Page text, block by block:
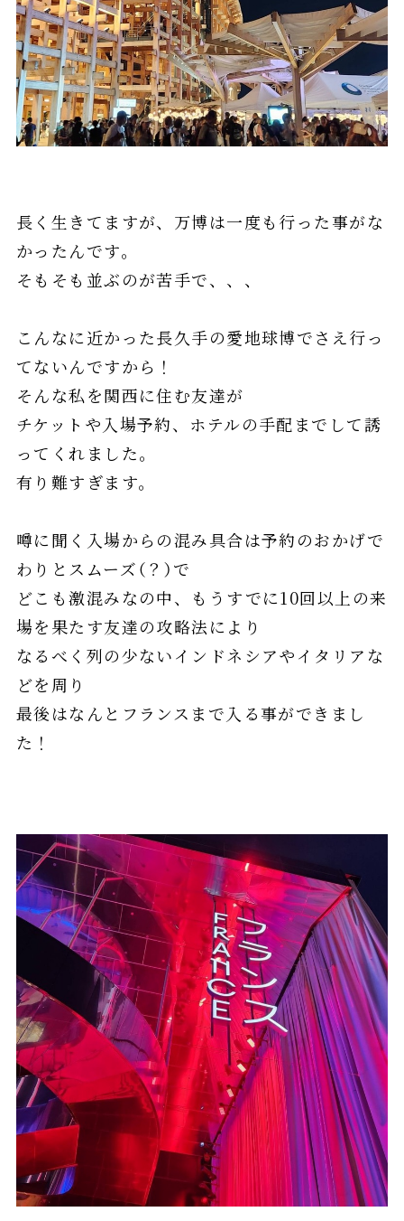
長く生きてますが、万博は一度も行った事がな
かったんです。
そもそも並ぶのが苦手で、、、
こんなに近かった長久手の愛地球博でさえ行っ
てないんですから！
そんな私を関西に住む友達が
チケットや入場予約、ホテルの手配までして誘
ってくれました。
有り難すぎます。
噂に聞く入場からの混み具合は予約のおかげで
わりとスムーズ（？）で
どこも激混みなの中、もうすでに10回以上の来
場を果たす友達の攻略法により
なるべく列の少ないインドネシアやイタリアな
どを周り
最後はなんとフランスまで入る事ができまし
た！